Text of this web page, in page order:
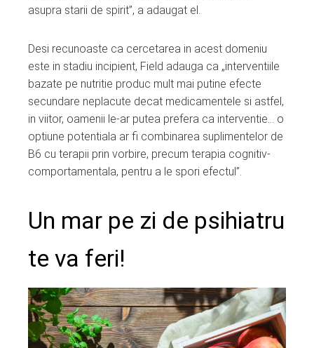
asupra starii de spirit”, a adaugat el.
Desi recunoaste ca cercetarea in acest domeniu
este in stadiu incipient, Field adauga ca „interventiile
bazate pe nutritie produc mult mai putine efecte
secundare neplacute decat medicamentele si astfel,
in viitor, oamenii le-ar putea prefera ca interventie… o
optiune potentiala ar fi combinarea suplimentelor de
B6 cu terapii prin vorbire, precum terapia cognitiv-
comportamentala, pentru a le spori efectul”.
Un mar pe zi de psihiatru
te va feri!